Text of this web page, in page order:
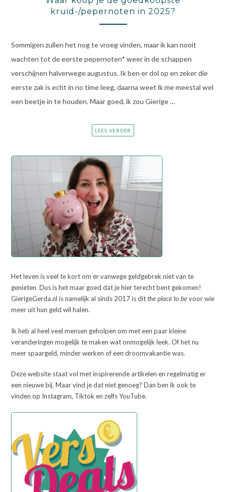
kruid-/pepernoten in 2025?
Sommigen zullen het nog te vroeg vinden, maar ik kan nooit
wachten tot de eerste pepernoten* weer in de schappen
verschijnen halverwege augustus. Ik ben er dol op en zeker die
eerste zak is echt in no time leeg, daarna weet ik me meestal wel
een beetje in te houden. Maar goed, ik zou Gierige …
LEES VERDER
Het leven is veel te kort om er vanwege geldgebrek niet van te
genieten. Dus is het maar goed dat je hier terecht bent gekomen!
GierigeGerda.nl is namelijk al sinds 2017 is ditthe place to bevoor wie
meer uit hun geld wil halen.
Ik heb al heel veel mensen geholpen om met een paar kleine
veranderingen mogelijk te maken wat onmogelijk leek. Of het nu
meer spaargeld, minder werken of een droomvakantie was.
Deze website staat vol met inspirerende artikelen en regelmatig er
een nieuwe bij. Maar vind je dat niet genoeg? Dan ben ik ook te
vinden op Instagram, Tiktok en zelfs YouTube.